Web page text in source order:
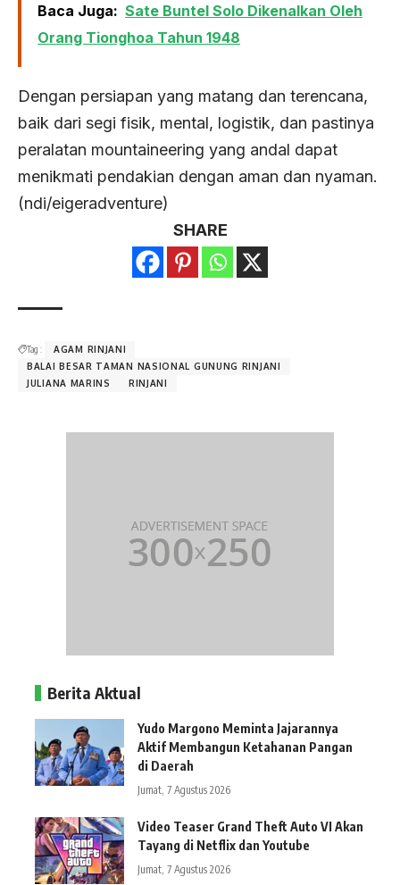
Baca Juga: Sate Buntel Solo Dikenalkan Oleh
Orang Tionghoa Tahun 1948
Dengan persiapan yang matang dan terencana,
baik dari segi fisik, mental, logistik, dan pastinya
peralatan mountaineering yang andal dapat
menikmati pendakian dengan aman dan nyaman.
(ndi/eigeradventure)
SHARE
Tag :
AGAM RINJANI
BALAI BESAR TAMAN NASIONAL GUNUNG RINJANI
JULIANA MARINS
RINJANI
Berita Aktual
Yudo Margono Meminta Jajarannya
Aktif Membangun Ketahanan Pangan
di Daerah
Jumat, 7 Agustus 2026
Video Teaser Grand Theft Auto VI Akan
Tayang di Netflix dan Youtube
Jumat, 7 Agustus 2026